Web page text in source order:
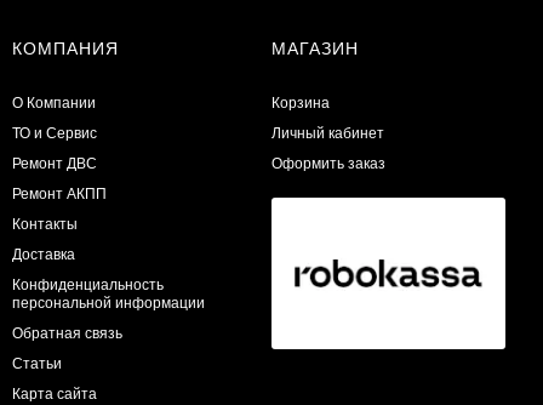
КОМПАНИЯ
О Компании
ТО и Сервис
​Ремонт ДВС
Ремонт АКПП
Контакты
Доставка
Конфиденциальность
персональной информации
Обратная связь
Статьи
Карта сайта
МАГАЗИН
Корзина
Личный кабинет
Оформить заказ